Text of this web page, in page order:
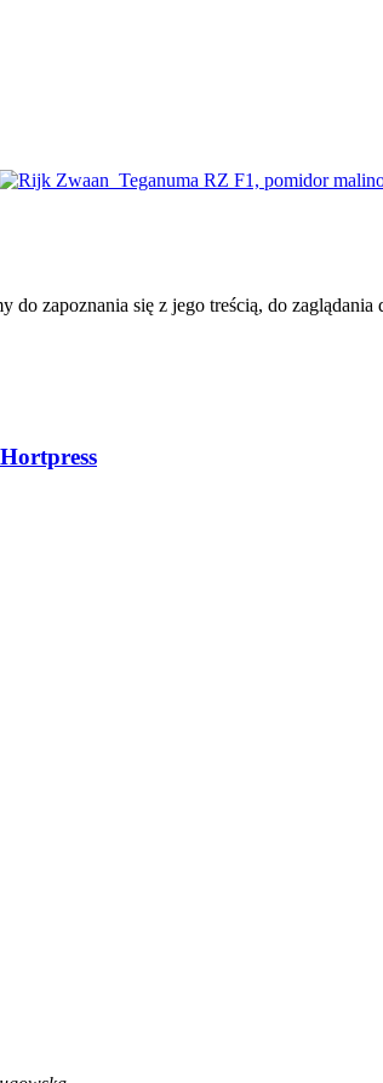
zapoznania się z jego treścią, do